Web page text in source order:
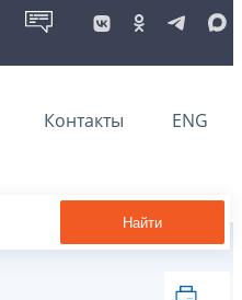
Контакты ENG
Найти